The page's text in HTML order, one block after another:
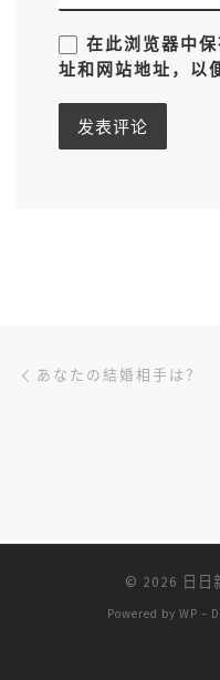
在此浏览器中
址和网站地址，以
文章导航
あなたの結婚相手は？
© 2026 日日
Powered by WP –